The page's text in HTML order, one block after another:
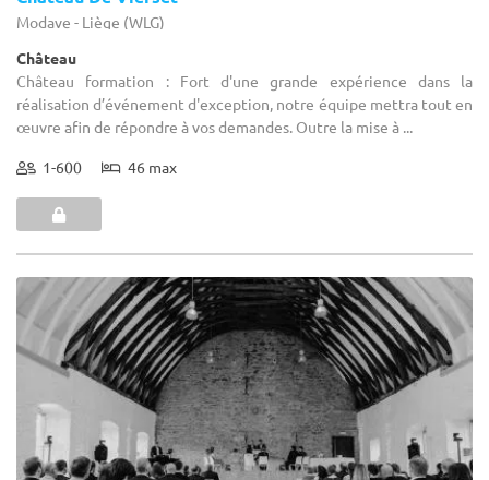
Modave - Liège (WLG)
Château
Château formation : Fort d'une grande expérience dans la
réalisation d’événement d'exception, notre équipe mettra tout en
œuvre afin de répondre à vos demandes. Outre la mise à ...
1-600 46 max